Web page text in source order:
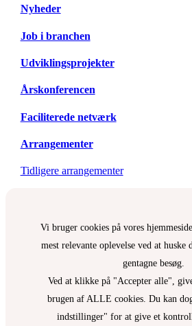
Nyheder
Job i branchen
Udviklingsprojekter
Årskonferencen
Faciliterede netværk
Arrangementer
Tidligere arrangementer
Vi bruger cookies på vores
mest relevante oplevelse ved at huske
gentagne besøg.
Ved at klikke på "Accepter alle",
brugen af ALLE cookies. Du kan
indstillinger" for at give et